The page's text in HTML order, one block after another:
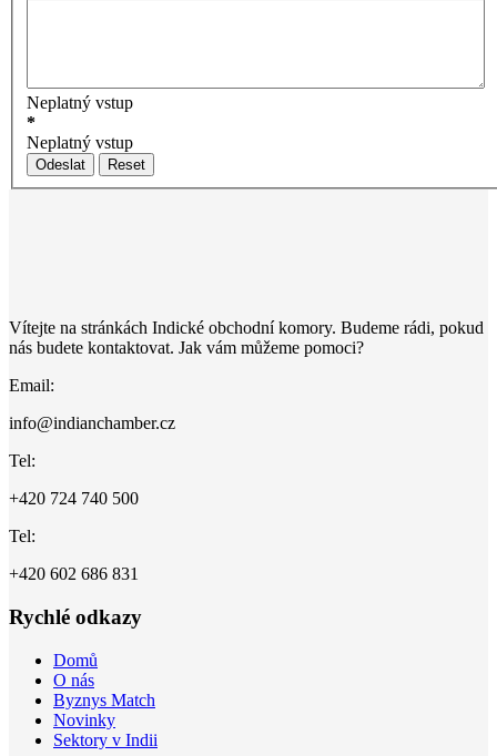
Neplatný vstup
*
Neplatný vstup
Vítejte na stránkách Indické obchodní komory. Budeme rádi, pokud
nás budete kontaktovat. Jak vám můžeme pomoci?
Email:
info@indianchamber.cz
Tel:
+420 724 740 500
Tel:
+420 602 686 831
Rychlé odkazy
Domů
O nás
Byznys Match
Novinky
Sektory v Indii